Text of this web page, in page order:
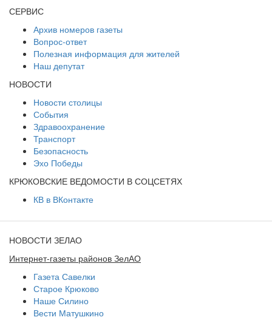
СЕРВИС
Архив номеров газеты
Вопрос-ответ
Полезная информация для жителей
Наш депутат
НОВОСТИ
Новости столицы
События
Здравоохранение
Транспорт
Безопасность
Эхо Победы
КРЮКОВСКИЕ ВЕДОМОСТИ В СОЦСЕТЯХ
КВ в ВКонтакте
НОВОСТИ ЗЕЛАО
Интернет-газеты районов ЗелАО
Газета Савелки
Старое Крюково
Наше Силино
Вести Матушкино